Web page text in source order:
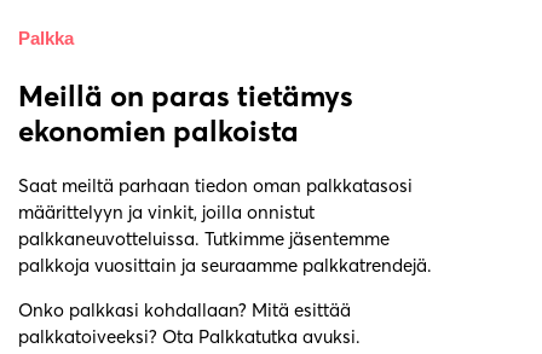
Palkka
Meillä on paras tietämys
ekonomien palkoista
Saat meiltä parhaan tiedon oman palkkatasosi
määrittelyyn ja vinkit, joilla onnistut
palkkaneuvotteluissa. Tutkimme jäsentemme
palkkoja vuosittain ja seuraamme palkkatrendejä.
Onko palkkasi kohdallaan? Mitä esittää
palkkatoiveeksi? Ota Palkkatutka avuksi.